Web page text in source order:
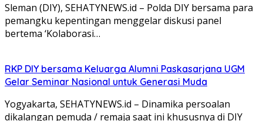
Sleman (DIY), SEHATYNEWS.id – Polda DIY bersama para
pemangku kepentingan menggelar diskusi panel
bertema ‘Kolaborasi…
RKP DIY bersama Keluarga Alumni Paskasarjana UGM
Gelar Seminar Nasional untuk Generasi Muda
Yogyakarta, SEHATYNEWS.id – Dinamika persoalan
dikalangan pemuda / remaja saat ini khususnya di DIY